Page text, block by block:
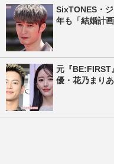
SixTONES・
年も「結婚計
元『BE:FIRST
優・花乃まり